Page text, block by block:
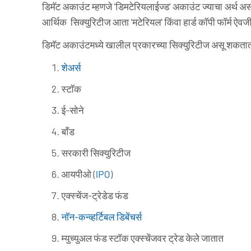
डिमॅट अकाउंट म्हणजे 'डिमटेरियलाईज्ड' अकाउंट ज्याचा अर्थ
आर्थिक सिक्युरिटीज आता 'मटेरियल' किंवा हार्ड कॉपी फॉर्म
डिमॅट अकाउंटमध्ये खालील प्रकारच्या सिक्युरिटीज असू
शेअर्स
स्टॉक
ई-सोने
बॉंड
सरकारी सिक्युरिटीज
आयपीओ (IPO)
एक्स्चेंज-ट्रेडेड फंड
नॉन-कन्व्हर्टिबल डिबेंचर्स
म्युच्युअल फंड स्टॉक एक्स्चेंजवर ट्रेड केलेजातात